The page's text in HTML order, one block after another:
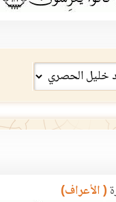
( الأعراف)